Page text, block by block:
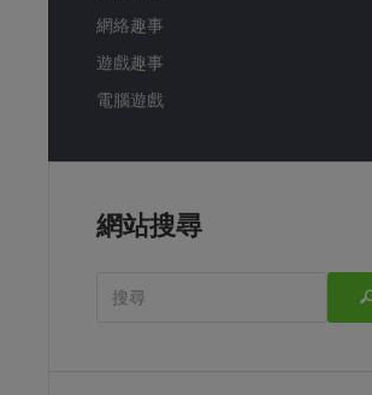
網絡趣事
遊戲趣事
電腦遊戲
網站搜尋